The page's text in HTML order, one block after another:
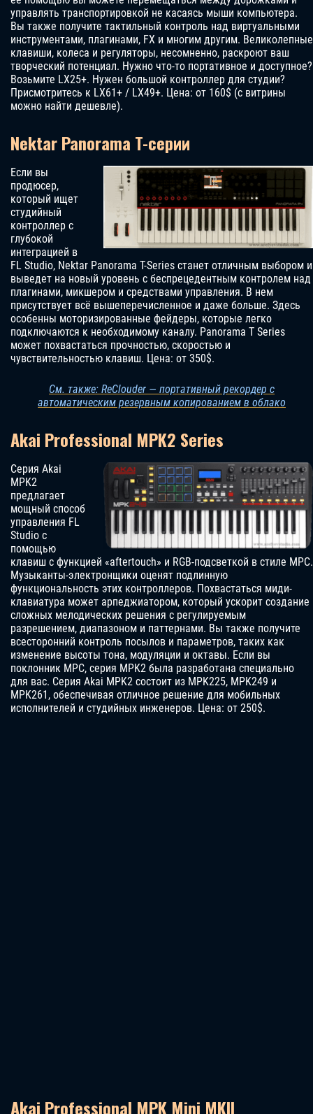
управлять транспортировкой не касаясь мыши компьютера.
Вы также получите тактильный контроль над виртуальными
инструментами, плагинами, FX и многим другим. Великолепные
клавиши, колеса и регуляторы, несомненно, раскроют ваш
творческий потенциал. Нужно что-то портативное и доступное?
Возьмите LX25+. Нужен большой контроллер для студии?
Присмотритесь к LX61+ / LX49+. Цена: от 160$ (с витрины
можно найти дешевле).
Nektar Panorama T-серии
Если вы
продюсер,
который ищет
студийный
контроллер с
глубокой
интеграцией в
FL Studio, Nektar Panorama T-Series станет отличным выбором и
выведет на новый уровень с беспрецедентным контролем над
плагинами, микшером и средствами управления. В нем
присутствует всё вышеперечисленное и даже больше. Здесь
особенны моторизированные фейдеры, которые легко
подключаются к необходимому каналу. Panorama T Series
может похвастаться прочностью, скоростью и
чувствительностью клавиш. Цена: от 350$.
См. также: ReClouder — портативный рекордер с
автоматическим резервным копированием в облако
Akai Professional MPK2 Series
Серия Akai
MPK2
предлагает
мощный способ
управления FL
Studio с
помощью
клавиш с функцией «aftertouch» и RGB-подсветкой в стиле MPC.
Музыканты-электронщики оценят подлинную
функциональность этих контроллеров. Похвастаться миди-
клавиатура может арпеджиатором, который ускорит создание
сложных мелодических решения с регулируемым
разрешением, диапазоном и паттернами. Вы также получите
всесторонний контроль посылов и параметров, таких как
изменение высоты тона, модуляции и октавы. Если вы
поклонник MPC, серия MPK2 была разработана специально
для вас. Серия Akai MPK2 состоит из MPK225, MPK249 и
MPK261, обеспечивая отличное решение для мобильных
исполнителей и студийных инженеров. Цена: от 250$.
Akai Professional MPK Mini MKII